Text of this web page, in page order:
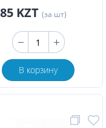
KZT (за шт)
В корзину